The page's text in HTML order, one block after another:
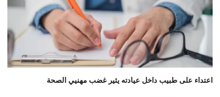
اعتداء على طبيب داخل عيادته يثير غضب مهنيي الصحة